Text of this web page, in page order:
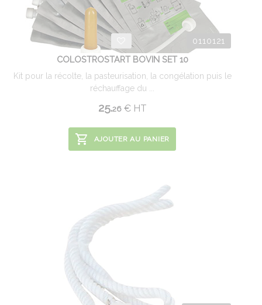
0110121
COLOSTROSTART BOVIN SET 10
Kit pour la récolte, la pasteurisation, la congélation puis le
réchauffage du ...
25.26 €HT
AJOUTER AU PANIER